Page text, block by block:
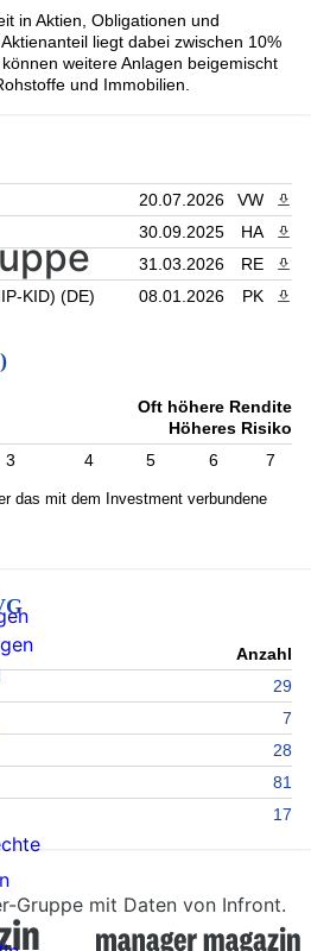
BOND INBK FIX 2.880% 25.02.2033
BOND 0820 (0.48%)
in Aktien, Obligationen und
liegt dabei zwischen 10%
weitere Anlagen beigemischt
und Immobilien.
20.07.2026 VW
30.09.2025 HA
31.03.2026 RE
KID) (DE)
08.01.2026 PK
Oft höhere Rendite
Höheres Risiko
3 4 5 6 7
das mit dem Investment verbundene
Anzahl
29
7
28
81
17
Gruppe mit Daten von Infront.